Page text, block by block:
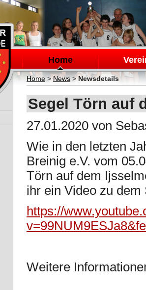
Navigation
überspringen
Home
Home> News>Newsdetails
Segel Törn auf
27.01.2020 von
Wie in den letzten
Breinig e.V. vom
Törn auf dem
ihr ein Video zu dem
https://
Weitere